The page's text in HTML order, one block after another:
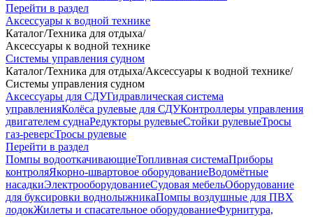
Перейти в раздел
Аксессуары к водной технике
Каталог/Техника для отдыха/
Аксессуары к водной технике
Системы управления судном
Каталог/Техника для отдыха/Аксессуары к водной технике/
Системы управления судном
Аксессуары для СДУГидравлическая система
управленияКолёса рулевые для СДУКонтроллеры управления
двигателем суднаРедукторы рулевыеСтойки рулевыеТросы
газ-реверсТросы рулевые
Перейти в раздел
Помпы водооткачивающиеТопливная системаПриборы
контроляЯкорно-швартовое оборудованиеВодомётные
насадкиЭлектрооборудованиеСудовая мебельОборудование
для буксировки воднолыжникаПомпы воздушные для ПВХ
лодокЖилеты и спасательное оборудованиеФурнитура,